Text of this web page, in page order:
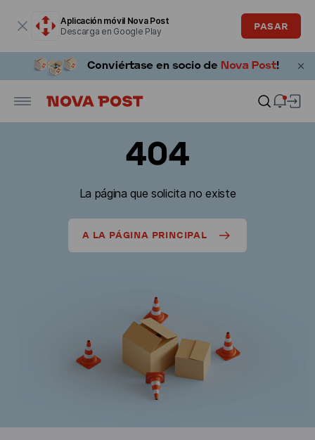
Aplicación móvil Nova Post
Descarga en Google Play
PASAR
404
La página que solicita no existe
A LA PÁGINA PRINCIPAL